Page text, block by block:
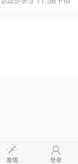
发现 登录